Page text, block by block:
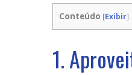
Conteúdo [Exibir]
1.